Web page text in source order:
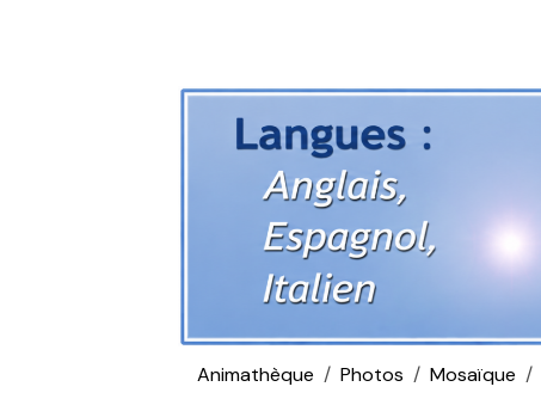
Animathèque Photos Mosaïque